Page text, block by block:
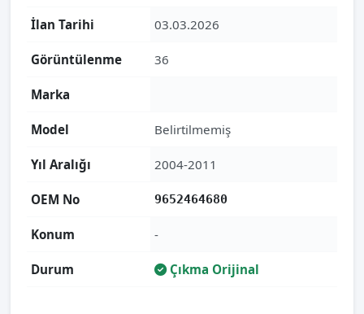
İlan Tarihi 03.03.2026
Görüntülenme 36
Marka
Model Belirtilmemiş
Yıl Aralığı 2004-2011
OEM No 9652464680
Konum -
Durum Çıkma Orijinal